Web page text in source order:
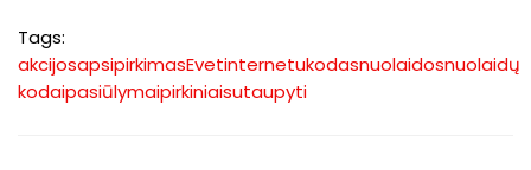
Tags:
akcijosapsipirkimasEvetinternetukodasnuolaidosnuolaidų
kodaipasiūlymaipirkiniaisutaupyti